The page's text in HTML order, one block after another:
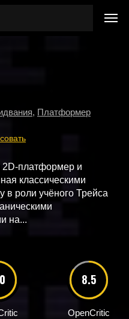
, Платформер
платформер и
классическими
в роли учёного Трейса
на...
8.5
OpenCritic